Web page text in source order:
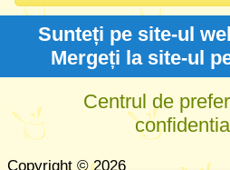
Sunteți pe site-ul
Mergeți la site-ul
Centrul de
Copyright © 2026